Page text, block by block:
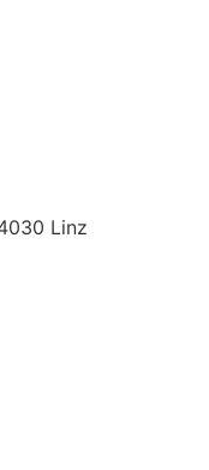
Linz